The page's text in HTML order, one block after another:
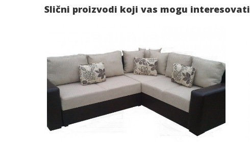
Slični proizvodi koji vas mogu interesovati